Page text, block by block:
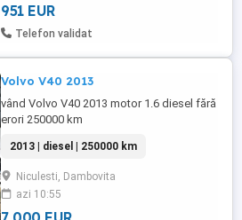
Se vinde exact în starea în ...
951 EUR
Telefon validat
Volvo V40 2013
vând Volvo V40 2013 motor 1.6 diesel fără
erori 250000 km
2013 | diesel | 250000 km
Niculesti, Dambovita
azi 10:55